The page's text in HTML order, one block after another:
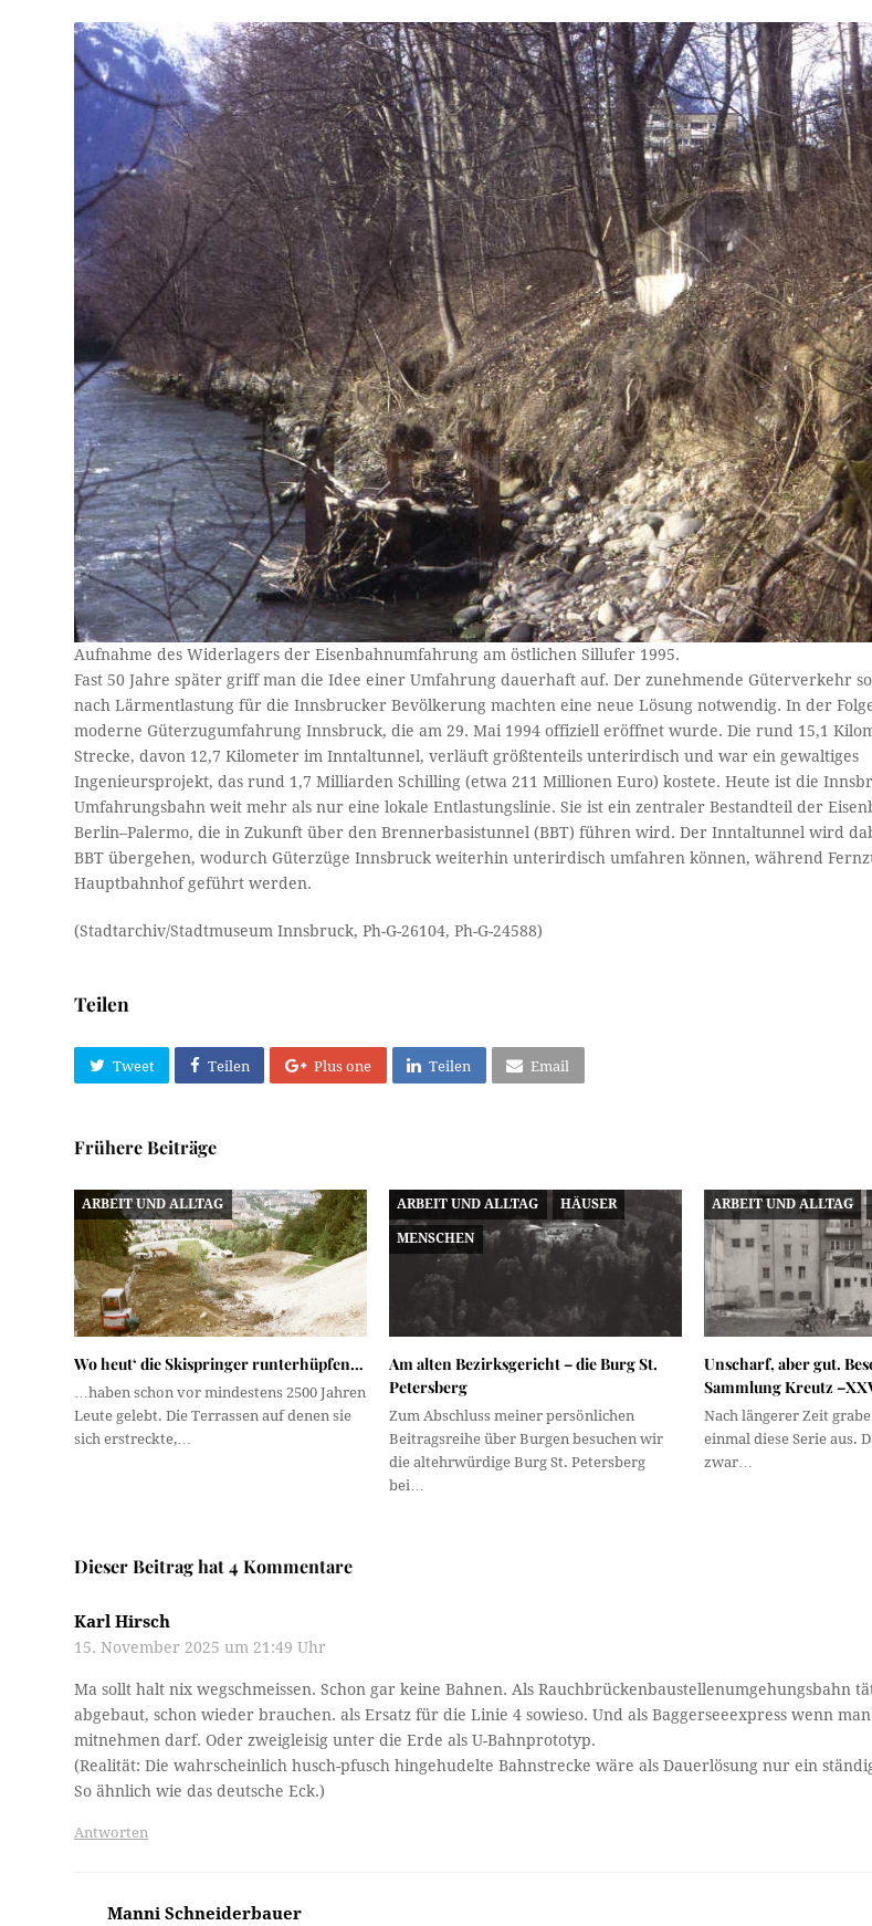
Aufnahme des Widerlagers der Eisenbahnumfahrung am östlichen Sillufer 1995.
Fast 50 Jahre später griff man die Idee einer Umfahrung dauerhaft auf. Der zunehmende Güterverkehr
nach Lärmentlastung für die Innsbrucker Bevölkerung machten eine neue Lösung notwendig. In der
moderne Güterzugumfahrung Innsbruck, die am 29. Mai 1994 offiziell eröffnet wurde. Die rund 15,1
Strecke, davon 12,7 Kilometer im Inntaltunnel, verläuft größtenteils unterirdisch und war ein gewaltiges
Ingenieursprojekt, das rund 1,7 Milliarden Schilling (etwa 211 Millionen Euro) kostete. Heute ist die
Umfahrungsbahn weit mehr als nur eine lokale Entlastungslinie. Sie ist ein zentraler Bestandteil der
Berlin–Palermo, die in Zukunft über den Brennerbasistunnel (BBT) führen wird. Der Inntaltunnel wird
BBT übergehen, wodurch Güterzüge Innsbruck weiterhin unterirdisch umfahren können, während
Hauptbahnhof geführt werden.
(Stadtarchiv/Stadtmuseum Innsbruck, Ph-G-26104, Ph-G-24588)
Teilen
Tweet Teilen Plus one Teilen Email
Frühere Beiträge
ARBEIT UND ALLTAG
Wo heut‘ die Skispringer runterhüpfen…
…haben schon vor mindestens 2500 Jahren
Leute gelebt. Die Terrassen auf denen sie
sich erstreckte,…
ARBEIT UND ALLTAG HÄUSER
MENSCHEN
Am alten Bezirksgericht – die Burg St.
Petersberg
Zum Abschluss meiner persönlichen
Beitragsreihe über Burgen besuchen wir
die altehrwürdige Burg St. Petersberg
bei…
ARBEIT UND ALLTAG
Unscharf, aber gut.
Sammlung Kreutz
Nach längerer Zeit
einmal diese Serie aus.
zwar…
Dieser Beitrag hat 4 Kommentare
Karl Hirsch
15. November 2025 um 21:49 Uhr
Ma sollt halt nix wegschmeissen. Schon gar keine Bahnen. Als Rauchbrückenbaustellenumgehungsbahn
abgebaut, schon wieder brauchen. als Ersatz für die Linie 4 sowieso. Und als Baggerseeexpress wenn
mitnehmen darf. Oder zweigleisig unter die Erde als U-Bahnprototyp.
(Realität: Die wahrscheinlich husch-pfusch hingehudelte Bahnstrecke wäre als Dauerlösung nur ein
So ähnlich wie das deutsche Eck.)
Antworten
Manni Schneiderbauer